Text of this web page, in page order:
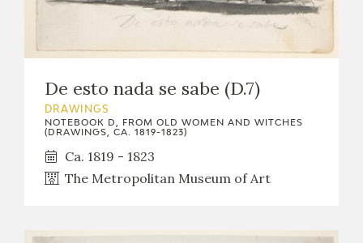
FRANCISCO DE GOYA
EL VIAJE DE GOYA
CATÁLOGO
De esto nada se sabe (D.7)
DRAWINGS
NOTEBOOK D, FROM OLD WOMEN AND WITCHES
(DRAWINGS, CA. 1819-1823)
Ca. 1819 - 1823
The Metropolitan Museum of Art